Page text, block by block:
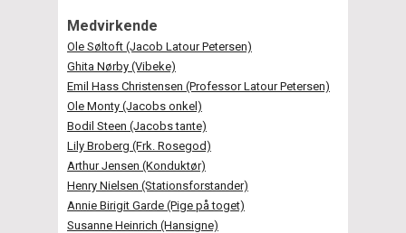
Medvirkende
Ole Søltoft (Jacob Latour Petersen)
Ghita Nørby (Vibeke)
Emil Hass Christensen (Professor Latour Petersen)
Ole Monty (Jacobs onkel)
Bodil Steen (Jacobs tante)
Lily Broberg (Frk. Rosegod)
Arthur Jensen (Konduktør)
Henry Nielsen (Stationsforstander)
Annie Birigit Garde (Pige på toget)
Susanne Heinrich (Hansigne)